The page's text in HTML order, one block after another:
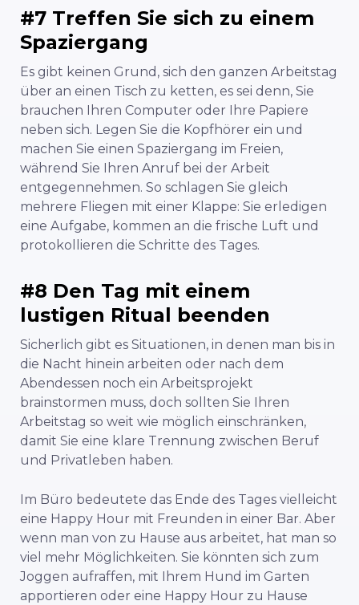
#7 Treffen Sie sich zu einem
Spaziergang
Es gibt keinen Grund, sich den ganzen Arbeitstag
über an einen Tisch zu ketten, es sei denn, Sie
brauchen Ihren Computer oder Ihre Papiere
neben sich. Legen Sie die Kopfhörer ein und
machen Sie einen Spaziergang im Freien,
während Sie Ihren Anruf bei der Arbeit
entgegennehmen. So schlagen Sie gleich
mehrere Fliegen mit einer Klappe: Sie erledigen
eine Aufgabe, kommen an die frische Luft und
protokollieren die Schritte des Tages.
#8 Den Tag mit einem
lustigen Ritual beenden
Sicherlich gibt es Situationen, in denen man bis in
die Nacht hinein arbeiten oder nach dem
Abendessen noch ein Arbeitsprojekt
brainstormen muss, doch sollten Sie Ihren
Arbeitstag so weit wie möglich einschränken,
damit Sie eine klare Trennung zwischen Beruf
und Privatleben haben.
Im Büro bedeutete das Ende des Tages vielleicht
eine Happy Hour mit Freunden in einer Bar. Aber
wenn man von zu Hause aus arbeitet, hat man so
viel mehr Möglichkeiten. Sie könnten sich zum
Joggen aufraffen, mit Ihrem Hund im Garten
apportieren oder eine Happy Hour zu Hause